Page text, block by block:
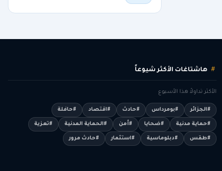
هاشتاغات الأكثر شيوعاً
الأكثر تداولاً هذا الأسبوع
#الجزائر #بومرداس #حادث #اقتصاد #حافلة
#حماية مدنية #ضحايا #أمن #الحماية المدنية #تعزية
#طقس #دبلوماسية #استثمار #حادث مرور